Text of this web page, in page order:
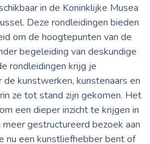
in de Koninklijke Musea
Deze rondleidingen bieden
om de hoogtepunten van de
begeleiding van deskundige
rondleidingen krijg je
kunstwerken, kunstenaars en
ze tot stand zijn gekomen. Het
een dieper inzicht te krijgen in
gestructureerd bezoek aan
nu een kunstliefhebber bent of